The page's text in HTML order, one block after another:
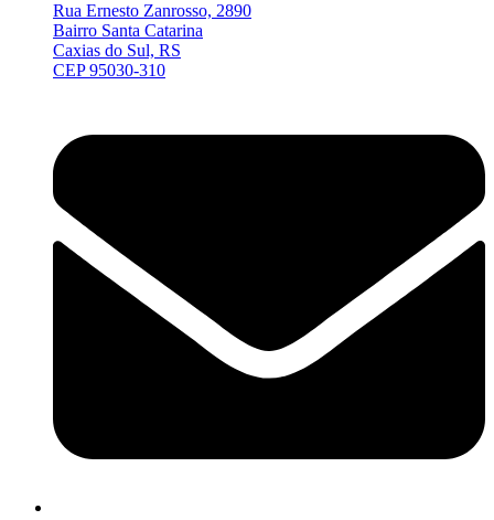
Rua Ernesto Zanrosso, 2890
Bairro Santa Catarina
Caxias do Sul, RS
CEP 95030-310